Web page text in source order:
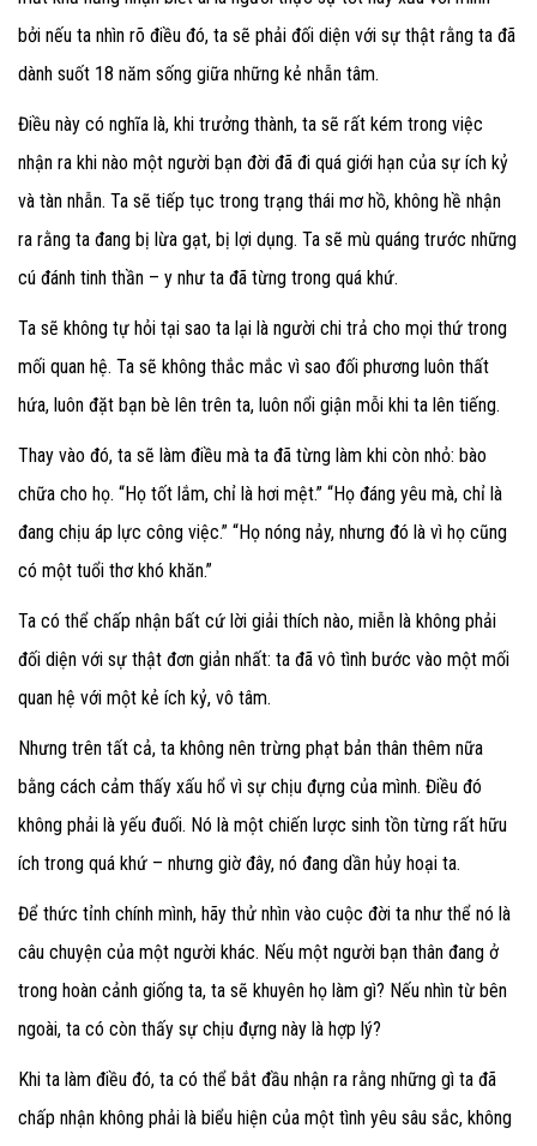
bởi nếu ta nhìn rõ điều đó, ta sẽ phải đối diện với sự thật rằng ta đã
dành suốt 18 năm sống giữa những kẻ nhẫn tâm.
Điều này có nghĩa là, khi trưởng thành, ta sẽ rất kém trong việc
nhận ra khi nào một người bạn đời đã đi quá giới hạn của sự ích kỷ
và tàn nhẫn. Ta sẽ tiếp tục trong trạng thái mơ hồ, không hề nhận
ra rằng ta đang bị lừa gạt, bị lợi dụng. Ta sẽ mù quáng trước những
cú đánh tinh thần – y như ta đã từng trong quá khứ.
Ta sẽ không tự hỏi tại sao ta lại là người chi trả cho mọi thứ trong
mối quan hệ. Ta sẽ không thắc mắc vì sao đối phương luôn thất
hứa, luôn đặt bạn bè lên trên ta, luôn nổi giận mỗi khi ta lên tiếng.
Thay vào đó, ta sẽ làm điều mà ta đã từng làm khi còn nhỏ: bào
chữa cho họ. “Họ tốt lắm, chỉ là hơi mệt.” “Họ đáng yêu mà, chỉ là
đang chịu áp lực công việc.” “Họ nóng nảy, nhưng đó là vì họ cũng
có một tuổi thơ khó khăn.”
Ta có thể chấp nhận bất cứ lời giải thích nào, miễn là không phải
đối diện với sự thật đơn giản nhất: ta đã vô tình bước vào một mối
quan hệ với một kẻ ích kỷ, vô tâm.
Nhưng trên tất cả, ta không nên trừng phạt bản thân thêm nữa
bằng cách cảm thấy xấu hổ vì sự chịu đựng của mình. Điều đó
không phải là yếu đuối. Nó là một chiến lược sinh tồn từng rất hữu
ích trong quá khứ – nhưng giờ đây, nó đang dần hủy hoại ta.
Để thức tỉnh chính mình, hãy thử nhìn vào cuộc đời ta như thể nó là
câu chuyện của một người khác. Nếu một người bạn thân đang ở
trong hoàn cảnh giống ta, ta sẽ khuyên họ làm gì? Nếu nhìn từ bên
ngoài, ta có còn thấy sự chịu đựng này là hợp lý?
Khi ta làm điều đó, ta có thể bắt đầu nhận ra rằng những gì ta đã
chấp nhận không phải là biểu hiện của một tình yêu sâu sắc, không